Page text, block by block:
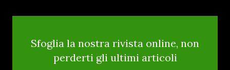
Sfoglia la nostra rivista online, non
perderti gli ultimi articoli